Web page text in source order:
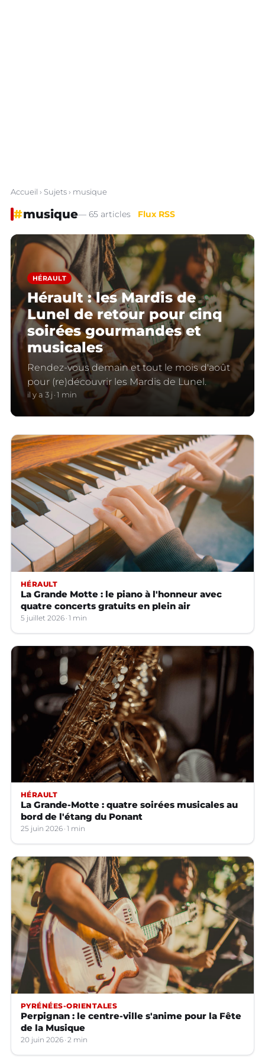
Accueil › Sujets› musique
#musique— 65 articles Flux RSS
HÉRAULT
Hérault : les Mardis de
Lunel de retour pour cinq
soirées gourmandes et
musicales
Rendez-vous demain et tout le mois d'août
pour (re)découvrir les Mardis de Lunel.
il y a 3 j 1 min
HÉRAULT
La Grande Motte : le piano à l'honneur avec
quatre concerts gratuits en plein air
5 juillet 2026 1 min
HÉRAULT
La Grande-Motte : quatre soirées musicales au
bord de l'étang du Ponant
25 juin 2026 1 min
PYRÉNÉES-ORIENTALES
Perpignan : le centre-ville s'anime pour la Fête
de la Musique
20 juin 2026 2 min